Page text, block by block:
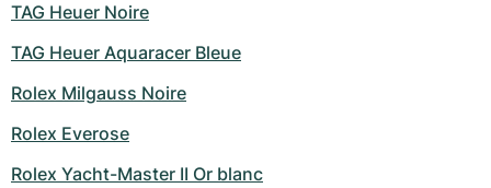
TAG Heuer Noire
TAG Heuer Aquaracer Bleue
Rolex Milgauss Noire
Rolex Everose
Rolex Yacht-Master II Or blanc